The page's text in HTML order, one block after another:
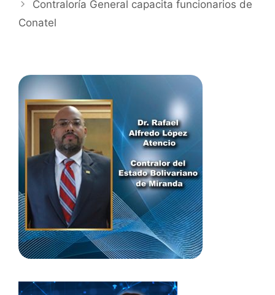
Contraloría General capacita funcionarios de
Conatel